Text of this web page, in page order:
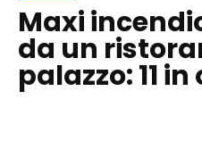
Maxi
da un
palazzo: 11